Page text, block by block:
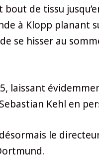
de tissu
à Klopp planant
se hisser au
laissant
Kehl en
le